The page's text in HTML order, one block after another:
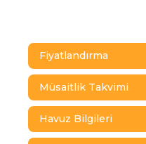
Fiyatlandırma
Müsaitlik Takvimi
Havuz Bilgileri